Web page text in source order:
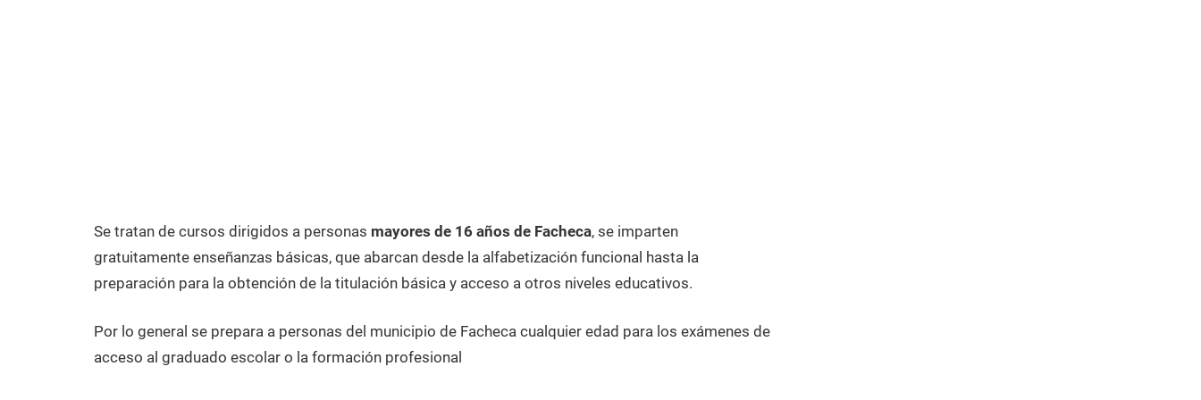
Se tratan de cursos dirigidos a personas mayores de 16 años de Facheca, se imparten
gratuitamente enseñanzas básicas, que abarcan desde la alfabetización funcional hasta la
preparación para la obtención de la titulación básica y acceso a otros niveles educativos.
Por lo general se prepara a personas del municipio de Facheca cualquier edad para los exámenes de
acceso al graduado escolar o la formación profesional